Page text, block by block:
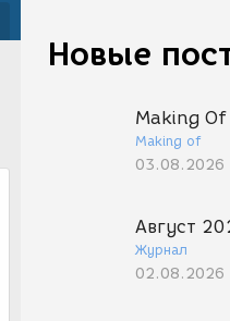
Новые
Making
Making of
03.08.2026
Август
Журнал
02.08.2026